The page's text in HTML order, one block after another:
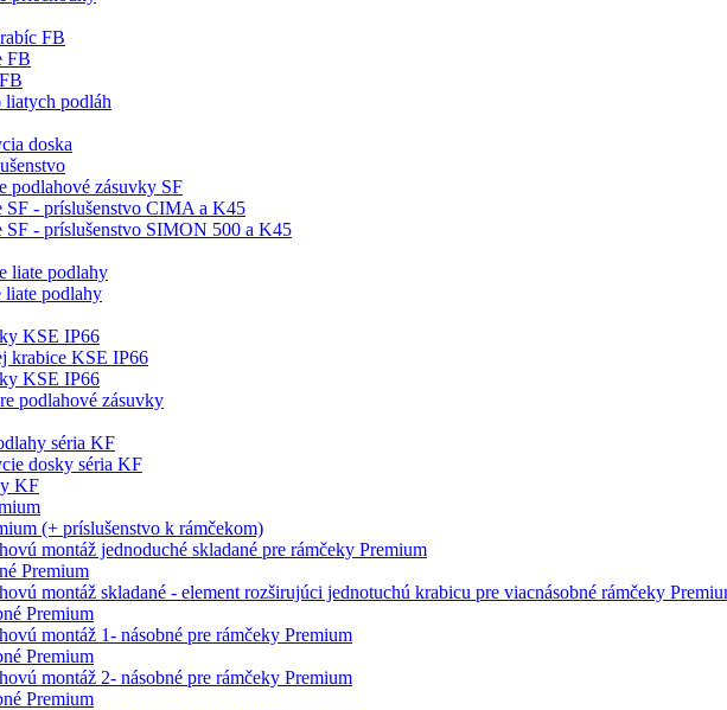
FB
FB
podláh
doska
podlahové zásuvky SF
SF - príslušenstvo CIMA a K45
SF - príslušenstvo SIMON 500 a K45
liate podlahy
liate podlahy
KSE IP66
krabice KSE IP66
KSE IP66
podlahové zásuvky
séria KF
dosky séria KF
KF
(+ príslušenstvo k rámčekom)
montáž jednoduché skladané pre rámčeky Premium
Premium
montáž skladané - element rozširujúci jednotuchú krabicu pre viacnásobné rámčeky
Premium
montáž 1- násobné pre rámčeky Premium
Premium
montáž 2- násobné pre rámčeky Premium
Premium